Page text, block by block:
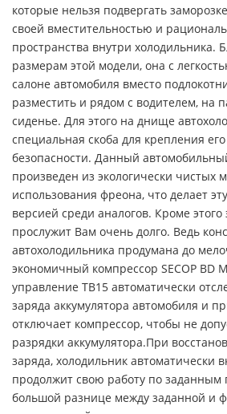
которые нельзя подвергать
своей вместительностью и
пространства внутри холодильника.
размерам этой модели, она с
салоне автомобиля вместо
разместить и рядом с водителем, на
сиденье. Для этого на днище
специальная скоба для крепления
безопасности. Данный
произведен из экологически чистых
использования фреона, что делает
версией среди аналогов. Кроме этого
прослужит Вам очень долго. Ведь
автохолодильника продумана до
экономичный компрессор SECOP BD
управление ТВ15 автоматически
заряда аккумулятора автомобиля и
отключает компрессор, чтобы не
разрядки аккумулятора.При
заряда, холодильник автоматически
продолжит свою работу по
большой разнице между заданной и